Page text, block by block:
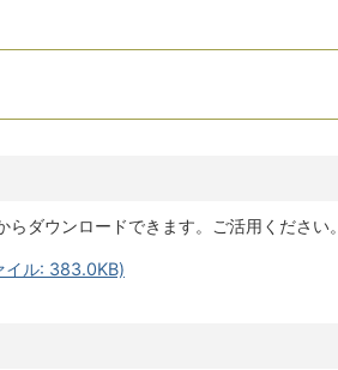
ダウンロードできます。ご活用ください。
イル: 383.0KB)